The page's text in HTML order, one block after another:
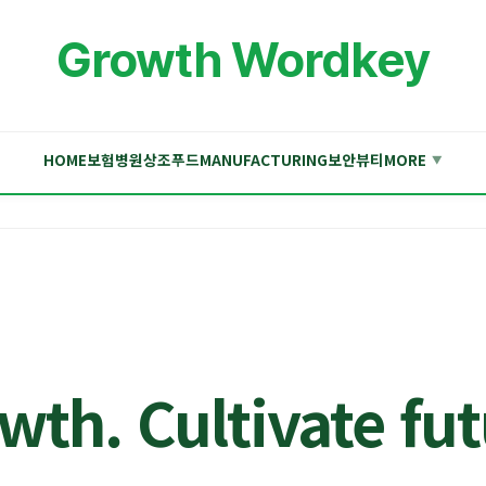
Growth Wordkey
HOME보험병원상조푸드MANUFACTURING보안뷰티MORE ▼
Cultivate